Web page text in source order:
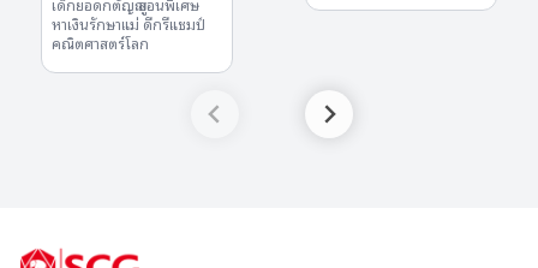
หาเงินรักษาแม่ ดีกรีแชมป์
คณิตศาสตร์โลก